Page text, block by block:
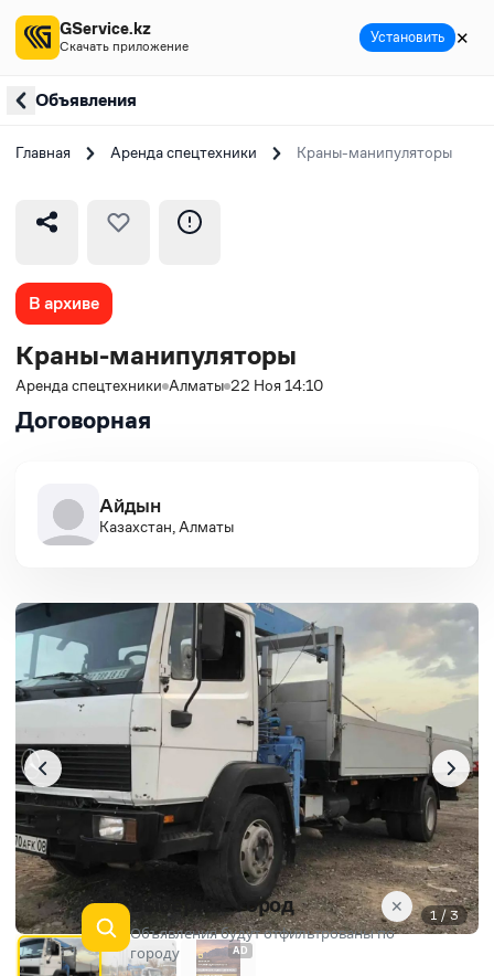
Объявления
Главная Аренда спецтехники Краны-манипуляторы
В архиве
Краны-манипуляторы
Аренда спецтехники Алматы 22 Ноя 14:10
Договорная
Айдын
Казахстан, Алматы
1 / 3
AD
GService.kz
Скачать приложение Установить ✕
✕
Выберите город
Объявления будут отфильтрованы по
городу